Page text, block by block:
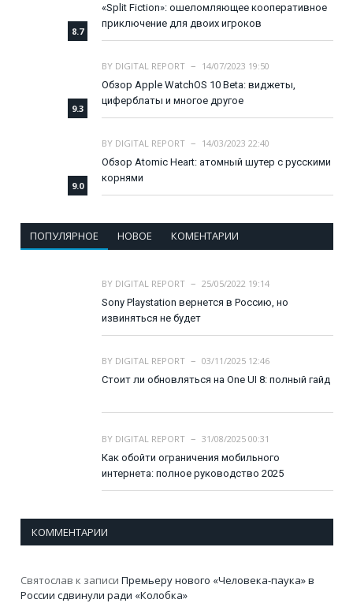
8.7
«Split Fiction»: ошеломляющее кооперативное
приключение для двоих игроков
9.3
BY DIGITAL REPORT
14/07/2023 19:50
Обзор Apple WatchOS 10 Beta: виджеты,
циферблаты и многое другое
9.0
BY DIGITAL REPORT
14/03/2023 22:40
Обзор Atomic Heart: атомный шутер с русскими
корнями
ПОПУЛЯРНОЕ НОВОЕ КОМЕНТАРИИ
BY DIGITAL REPORT
25/05/2022 19:14
Sony Playstation вернется в Россию, но
извиняться не будет
BY DIGITAL REPORT
03/11/2025 12:46
Стоит ли обновляться на One UI 8: полный гайд
BY DIGITAL REPORT
31/08/2025 00:31
Как обойти ограничения мобильного
интернета: полное руководство 2025
КОММЕНТАРИИ
Святослав к записи Премьеру нового «Человека-паука» в
России сдвинули ради «Колобка»